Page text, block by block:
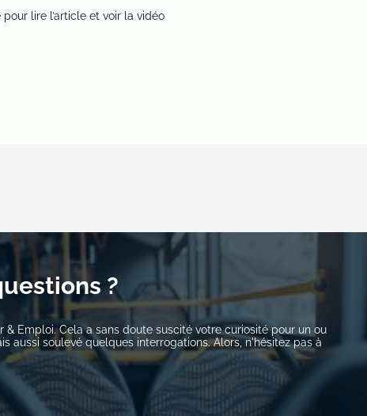
pour lire l’article et voir la vidéo
?
& Emploi. Cela a sans doute suscité votre curiosité pour un ou
aussi soulevé quelques interrogations. Alors, n'hésitez pas à